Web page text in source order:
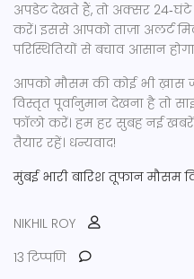
अपडेट देखते हैं, तो अक्सर
करें। इससे आपको ताज़ा अलर्ट
परिस्थितियों से बचाव आसान
आपको मौसम की कोई भी ख़ास
विस्तृत पूर्वानुमान देखना है तो
फॉलो करें। हम हर सुबह नई
तैयार रहें। धन्यवाद!
मुंबई भारी बारिश तूफान मौसम
NIKHIL ROY
13 टिप्पणि